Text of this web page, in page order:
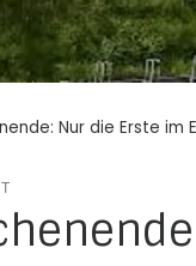
Nur die Erste im